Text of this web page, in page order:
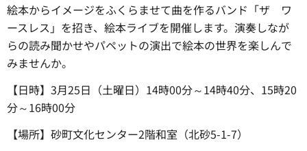
絵本からイメージをふくらませて曲を作るバンド「ザ ワ
ースレス」を招き、絵本ライブを開催します。演奏しなが
らの読み聞かせやパペットの演出で絵本の世界を楽しんで
みませんか。
【日時】3月25日（土曜日）14時00分～14時40分、15時20
分～16時00分
【場所】砂町文化センター2階和室（北砂5-1-7）